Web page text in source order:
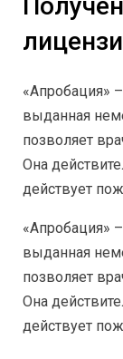
«Апробация»
выданная
позволяет
Она
действует
«Апробация»
выданная
позволяет
Она
действует